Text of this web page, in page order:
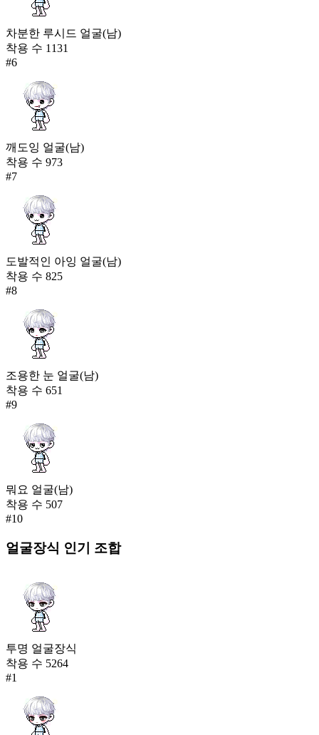
차분한 루시드 얼굴(남)
착용 수 1131
#6
깨도잉 얼굴(남)
착용 수 973
#7
도발적인 아잉 얼굴(남)
착용 수 825
#8
조용한 눈 얼굴(남)
착용 수 651
#9
뭐요 얼굴(남)
착용 수 507
#10
얼굴장식 인기 조합
투명 얼굴장식
착용 수 5264
#1